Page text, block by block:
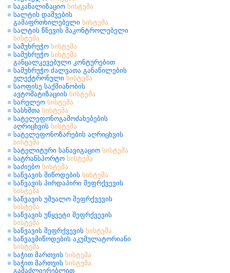
საკანალიზაციო სისტემა
სალტის დაშვების
გამაფრთხილებელი სისტემა
სალტის წნევის მაკონტროლებელი
სისტემა
სამუხრუჭო სისტემა
სამუხრუჭო სისტემა
განცალკევებული კონტურებით
სამუხრუჭო ძალვათა განაწილების
ელექტრონული სისტემა
საოფისე საქმიანობის
ავტომატიზაციის სისტემა
სარელეო სისტემა
სასხმთა სისტემა
სატელეფონოგამოძახებების
აღრიცხვის სისტემა
სატელეფონოზარების აღრიცხვის
სისტემა
სატელიტური სანავიგაციო სისტემა
სატრანსპორტო სისტემა
საძიებო სისტემა
საწვავის მიწოდების სისტემა
საწვავის პირდაპირი შეფრქვევის
სისტემა
საწვავის უშუალო შეფრქვევის
სისტემა
საწვავის უწყვეტი შეფრქვევის
სისტემა
საწვავის შეფრქვევის სისტემა
საწვავმიწოდების აკუმულატორიანი
სისტემა
საჭით მართვის სისტემა
საჭით მართვის სისტემა
გამაძლიერებლით